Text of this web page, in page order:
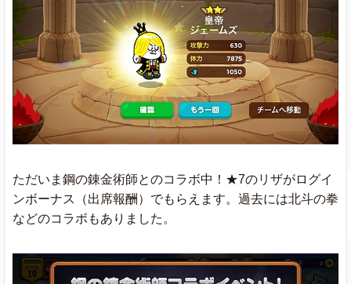
ただいま鋼の錬金術師とのコラボ中！★7のリザがログイ
ンボーナス（出席報酬）でもらえます。過去には北斗の拳
などのコラボもありました。